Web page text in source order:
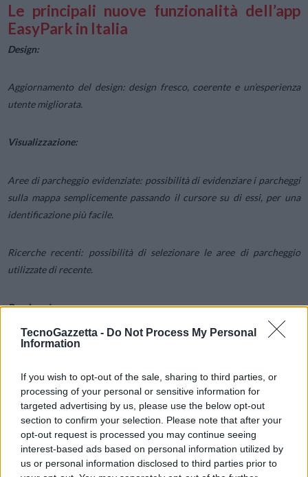
TecnoGazzetta - Do Not Process My Personal
Information
If you wish to opt-out of the sale, sharing to third parties, or
processing of your personal or sensitive information for
targeted advertising by us, please use the below opt-out
section to confirm your selection. Please note that after your
opt-out request is processed you may continue seeing
interest-based ads based on personal information utilized by
us or personal information disclosed to third parties prior to
Le principali nuove funzionalità dell’app
EasyPark in Italia
Design:
Aggiornamento del design: design fresco, coerente e un’esperienza
utente migliorata.
Visualizzazione:
Aree di parcheggio evidenziate: possibilità di evidenziare i parcheggi
sulla mappa semplicemente passando il cursore su di essi, per una
identificazione più facile.
Ricerche recenti: possibilità di selezionare le aree di parcheggio
utilizzate di recente.
Parcheggio:
Sosta in simultanea: sarà possibile gestire due sessioni di parcheggio
Limiti di tempo: indicazione del tempo massimo e minimo di
parcheggio già durante l’impostazione della durata della sosta.
CameraPark: possibilità di segnalare e ottenere assistenza
direttamente nell’app.